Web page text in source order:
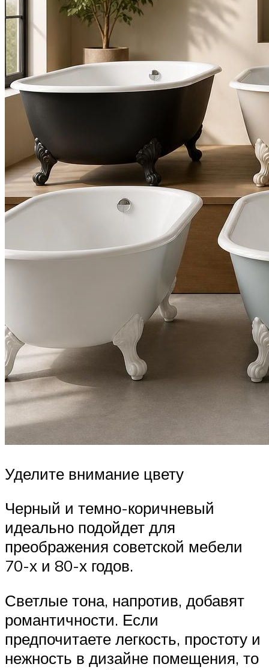
Уделите внимание цвету
Черный и темно-коричневый
идеально подойдет для
преображения советской мебели
70-х и 80-х годов.
Светлые тона, напротив, добавят
романтичности. Если
предпочитаете легкость, простоту и
нежность в дизайне помещения, то